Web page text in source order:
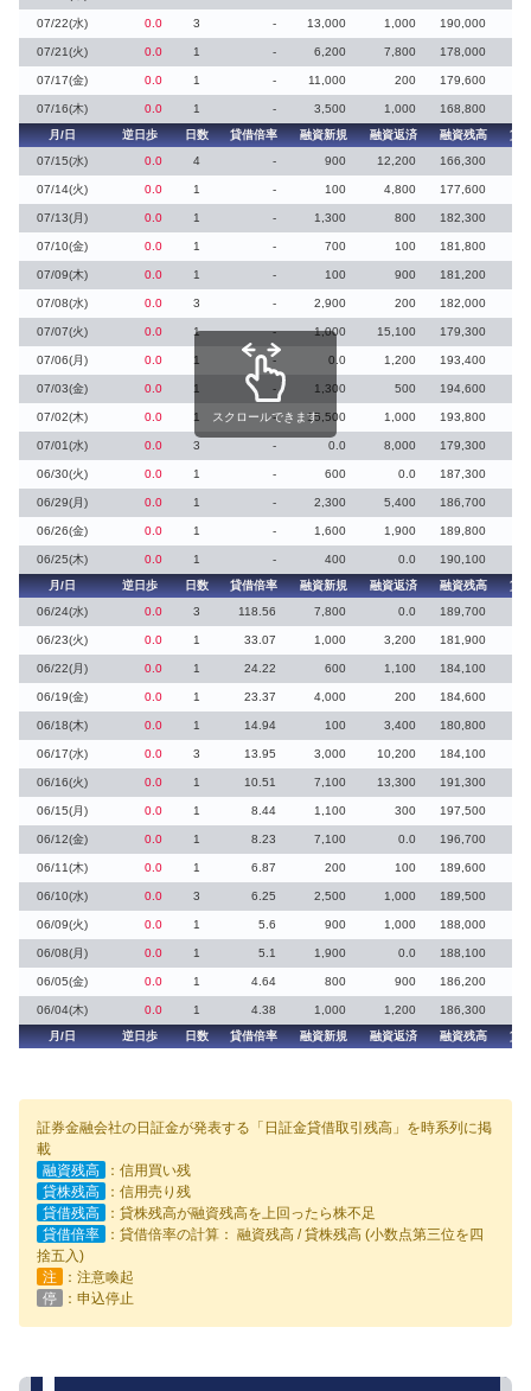
07/22(水) 0.0 3 - 13,000 1,000 190,000
07/21(火) 0.0 1 - 6,200 7,800 178,000
07/17(金) 0.0 1 - 11,000 200 179,600
07/16(木) 0.0 1 - 3,500 1,000
168,800
月/日
逆日歩 日数 貸借倍率 融資新規 融資返済 融資残高
貸
07/15(水)
0.0 4 - 900 12,200 166,300
07/14(火) 0.0 1 - 100 4,800 177,600
07/13(月) 0.0 1 - 1,300 800 182,300
07/10(金) 0.0 1 - 700 100 181,800
07/09(木) 0.0 1 - 100 900 181,200
07/08(水) 0.0 3 - 2,900 200 182,000
07/07(火) 0.0 1 - 1,000 15,100 179,300
07/06(月) 0.0 1 - 0.0 1,200 193,400
07/03(金) 0.0 1 - 1,300 500 194,600
07/02(木) 0.0 1 - 15,500 1,000 193,800
07/01(水) 0.0 3 - 0.0 8,000 179,300
06/30(火) 0.0 1 - 600 0.0 187,300
06/29(月) 0.0 1 - 2,300 5,400 186,700
06/26(金) 0.0 1 - 1,600 1,900 189,800
06/25(木) 0.0 1 - 400 0.0
190,100
月/日
逆日歩 日数 貸借倍率 融資新規 融資返済 融資残高
貸
06/24(水)
0.0 3 118.56 7,800 0.0 189,700
06/23(火) 0.0 1 33.07 1,000 3,200 181,900
06/22(月) 0.0 1 24.22 600 1,100 184,100
06/19(金) 0.0 1 23.37 4,000 200 184,600
06/18(木) 0.0 1 14.94 100 3,400 180,800
06/17(水) 0.0 3 13.95 3,000 10,200 184,100
06/16(火) 0.0 1 10.51 7,100 13,300 191,300
06/15(月) 0.0 1 8.44 1,100 300 197,500
06/12(金) 0.0 1 8.23 7,100 0.0 196,700
06/11(木) 0.0 1 6.87 200 100 189,600
06/10(水) 0.0 3 6.25 2,500 1,000 189,500
06/09(火) 0.0 1 5.6 900 1,000 188,000
06/08(月) 0.0 1 5.1 1,900 0.0 188,100
06/05(金) 0.0 1 4.64 800 900 186,200
06/04(木) 0.0 1 4.38 1,000 1,200
186,300
月/日
逆日歩 日数 貸借倍率 融資新規 融資返済 融資残高 貸
スクロールできます
証券金融会社の日証金が発表する「日証金貸借取引残高」を時系列に掲
載
融資残高
：信用買い残
貸株残高
：信用売り残
貸借残高
：貸株残高が融資残高を上回ったら株不足
貸借倍率
：貸借倍率の計算： 融資残高 / 貸株残高 (小数点第三位を四
捨五入)
注
：注意喚起
停
：申込停止